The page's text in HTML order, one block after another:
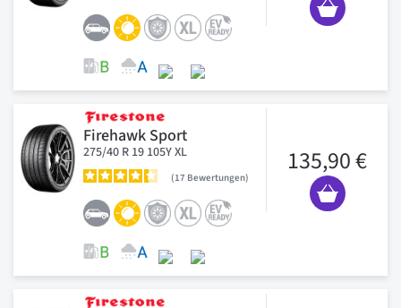
Firehawk Sport
275/40 R 19 105Y XL
17 Bewertungen
135,90 €